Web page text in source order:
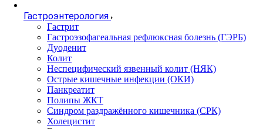
Гастроэнтерология
Гастрит
Гастроэзофагеальная рефлюксная болезнь (ГЭРБ)
Дуоденит
Колит
Неспецифический язвенный колит (НЯК)
Острые кишечные инфекции (ОКИ)
Панкреатит
Полипы ЖКТ
Синдром раздражённого кишечника (СРК)
Холецистит